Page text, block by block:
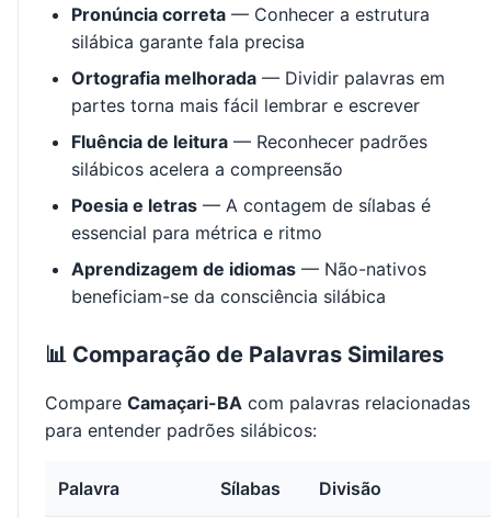
Pronúncia correta — Conhecer a estrutura
silábica garante fala precisa
Ortografia melhorada — Dividir palavras em
partes torna mais fácil lembrar e escrever
Fluência de leitura — Reconhecer padrões
silábicos acelera a compreensão
Poesia e letras — A contagem de sílabas é
essencial para métrica e ritmo
Aprendizagem de idiomas — Não-nativos
beneficiam-se da consciência silábica
📊 Comparação de Palavras Similares
Compare Camaçari-BA com palavras relacionadas
para entender padrões silábicos:
Palavra Sílabas Divisão